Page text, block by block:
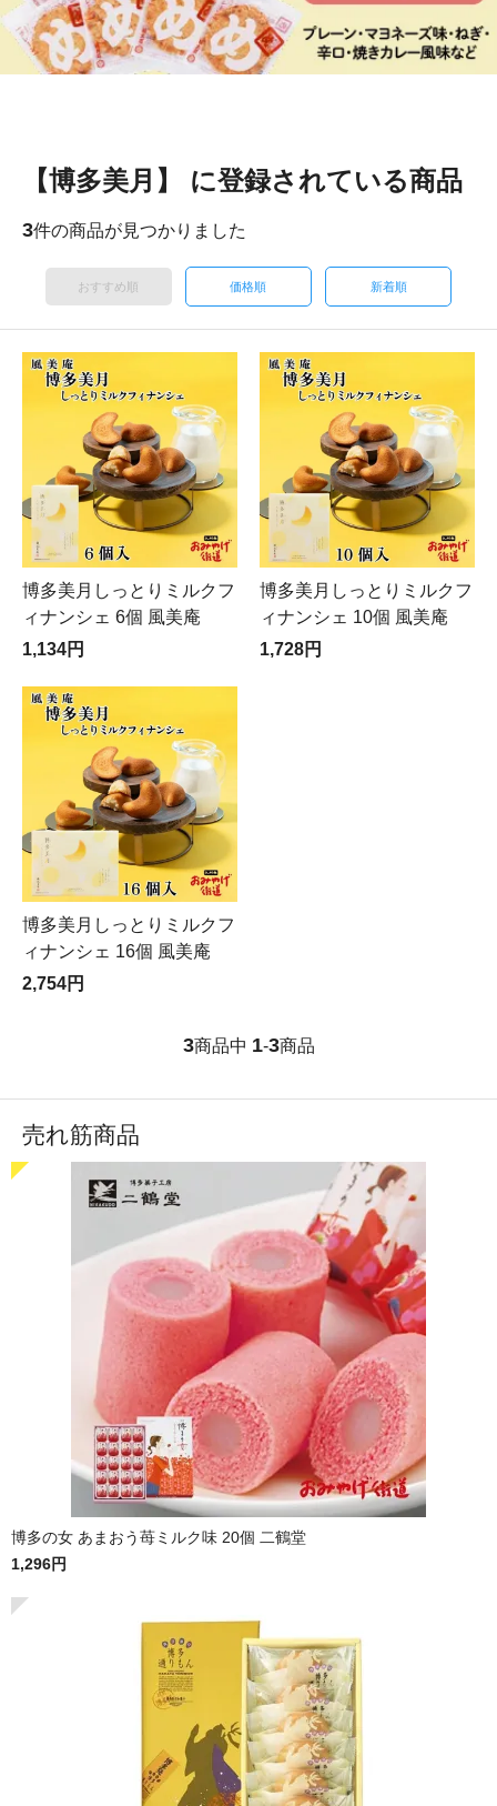
【博多美月】 に登録されている商品
3件の商品が見つかりました
おすすめ順 価格順 新着順
博多美月しっとりミルクフ
ィナンシェ 6個 風美庵
1,134円
博多美月しっとりミルクフ
ィナンシェ 10個 風美庵
1,728円
博多美月しっとりミルクフ
ィナンシェ 16個 風美庵
2,754円
3商品中 1-3商品
売れ筋商品
博多の女 あまおう苺ミルク味 20個 二鶴堂
1,296円